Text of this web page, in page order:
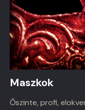
Maszkok
Őszinte, profi,